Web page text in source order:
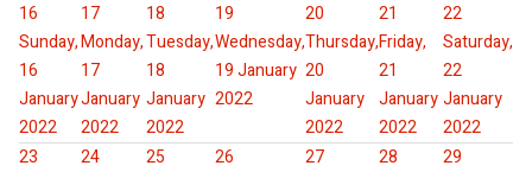
16
Sunday,
16
January
2022
17
Monday,
17
January
2022
18
Tuesday,
18
January
2022
19
Wednesday,
19 January
2022
20
Thursday,
20
January
2022
21
Friday,
21
January
2022
22
Saturday,
22
January
2022
23
24
25
26
27
28
29